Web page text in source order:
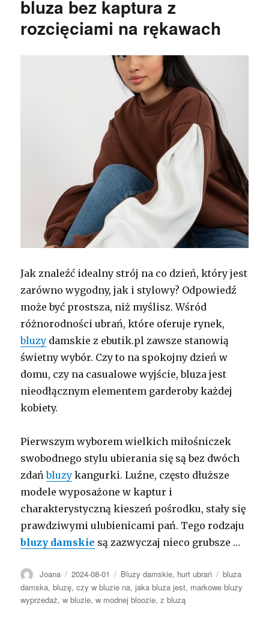
bluza bez kaptura z
rozcięciami na rękawach
Jak znaleźć idealny strój na co dzień, który jest
zarówno wygodny, jak i stylowy? Odpowiedź
może być prostsza, niż myślisz. Wśród
różnorodności ubrań, które oferuje rynek,
bluzy damskie z ebutik.pl zawsze stanowią
świetny wybór. Czy to na spokojny dzień w
domu, czy na casualowe wyjście, bluza jest
nieodłącznym elementem garderoby każdej
kobiety.
Pierwszym wyborem wielkich miłośniczek
swobodnego stylu ubierania się są bez dwóch
zdańbluzy kangurki. Luźne, często dłuższe
modele wyposażone w kaptur i
charakterystyczną kieszeń pośrodku, stały się
prawdziwymi ulubienicami pań. Tego rodzaju
bluzy damskie są zazwyczaj nieco grubsze …
Autor
Joana Opublikowano
2024-08-01 Kategorie
Bluzy damskie, hurt ubrań Tagi
bluza
damska,bluzę,czy w bluzie na,jaka bluza jest, markowe bluzy
wyprzedaż,w bluzie,w modnej bloozie,z bluzą